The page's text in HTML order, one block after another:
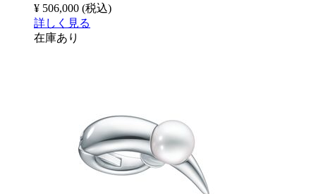
¥ 506,000 (税込)
詳しく見る
在庫あり